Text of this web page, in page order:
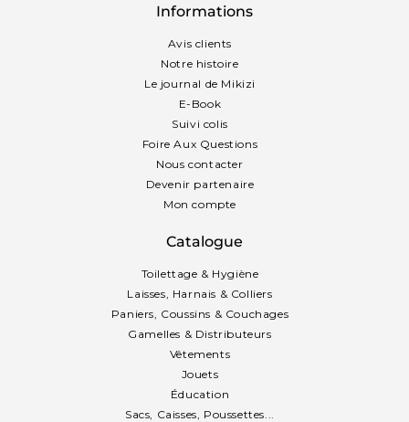
Informations
Avis clients
Notre histoire
Le journal de Mikizi
E-Book
Suivi colis
Foire Aux Questions
Nous contacter
Devenir partenaire
Mon compte
Catalogue
Toilettage & Hygiène
Laisses, Harnais & Colliers
Paniers, Coussins & Couchages
Gamelles & Distributeurs
Vêtements
Jouets
Éducation
Sacs, Caisses, Poussettes...